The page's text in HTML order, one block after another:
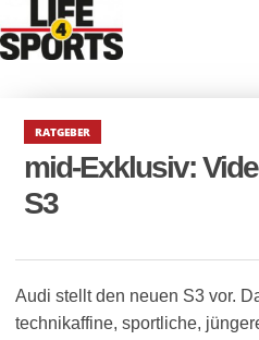
RATGEBER
mid-Exklusiv:
S3
Audi stellt den neuen S3 vor.
technikaffine, sportliche,